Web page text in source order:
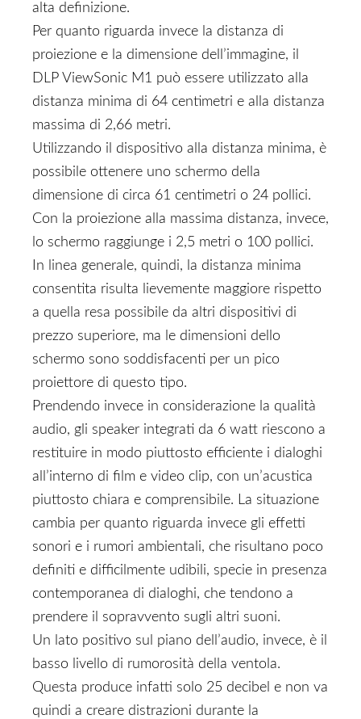
alta definizione.
Per quanto riguarda invece la distanza di
proiezione e la dimensione dell’immagine, il
DLP ViewSonic M1 può essere utilizzato alla
distanza minima di 64 centimetri e alla distanza
massima di 2,66 metri.
Utilizzando il dispositivo alla distanza minima, è
possibile ottenere uno schermo della
dimensione di circa 61 centimetri o 24 pollici.
Con la proiezione alla massima distanza, invece,
lo schermo raggiunge i 2,5 metri o 100 pollici.
In linea generale, quindi, la distanza minima
consentita risulta lievemente maggiore rispetto
a quella resa possibile da altri dispositivi di
prezzo superiore, ma le dimensioni dello
schermo sono soddisfacenti per un pico
proiettore di questo tipo.
Prendendo invece in considerazione la qualità
audio, gli speaker integrati da 6 watt riescono a
restituire in modo piuttosto efficiente i dialoghi
all’interno di film e video clip, con un’acustica
piuttosto chiara e comprensibile. La situazione
cambia per quanto riguarda invece gli effetti
sonori e i rumori ambientali, che risultano poco
definiti e difficilmente udibili, specie in presenza
contemporanea di dialoghi, che tendono a
prendere il sopravvento sugli altri suoni.
Un lato positivo sul piano dell’audio, invece, è il
basso livello di rumorosità della ventola.
Questa produce infatti solo 25 decibel e non va
quindi a creare distrazioni durante la